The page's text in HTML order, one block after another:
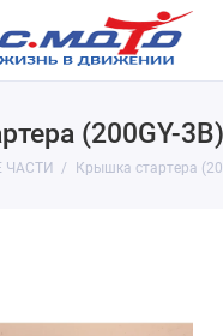
(200GY-3B)
ЧАСТИ Крышка стартера